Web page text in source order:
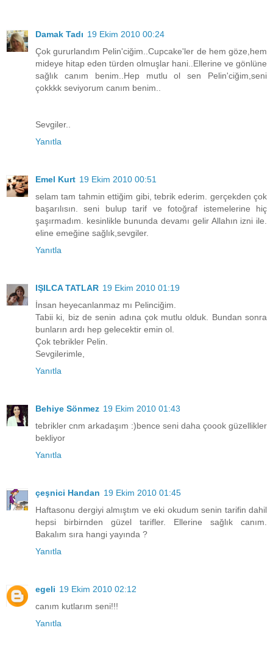
Damak Tadı 19 Ekim 2010 00:24
Çok gururlandım Pelin'ciğim..Cupcake'ler de hem göze,hem
mideye hitap eden türden olmuşlar hani..Ellerine ve gönlüne
sağlık canım benim..Hep mutlu ol sen Pelin'ciğim,seni
çokkkk seviyorum canım benim..
Sevgiler..
Yanıtla
Emel Kurt 19 Ekim 2010 00:51
selam tam tahmin ettiğim gibi, tebrik ederim. gerçekden çok
başarılısın. seni bulup tarif ve fotoğraf istemelerine hiç
şaşırmadım. kesinlikle bununda devamı gelir Allahın izni ile.
eline emeğine sağlık,sevgiler.
Yanıtla
IŞILCA TATLAR 19 Ekim 2010 01:19
İnsan heyecanlanmaz mı Pelinciğim.
Tabii ki, biz de senin adına çok mutlu olduk. Bundan sonra
bunların ardı hep gelecektir emin ol.
Çok tebrikler Pelin.
Sevgilerimle,
Yanıtla
Behiye Sönmez 19 Ekim 2010 01:43
tebrikler cnm arkadaşım :)bence seni daha çoook güzellikler
bekliyor
Yanıtla
çeşnici Handan 19 Ekim 2010 01:45
Haftasonu dergiyi almıştım ve eki okudum senin tarifin dahil
hepsi birbirnden güzel tarifler. Ellerine sağlık canım.
Bakalım sıra hangi yayında ?
Yanıtla
egeli 19 Ekim 2010 02:12
canım kutlarım seni!!!
Yanıtla